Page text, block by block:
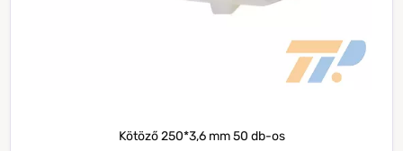
Kötöző 250*3,6 mm 50 db-os